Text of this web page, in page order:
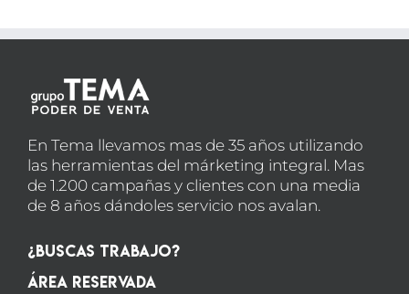
En Tema llevamos mas de 35 años utilizando
las herramientas del márketing integral. Mas
de 1.200 campañas y clientes con una media
de 8 años dándoles servicio nos avalan.
¿Buscas Trabajo?
Área Reservada